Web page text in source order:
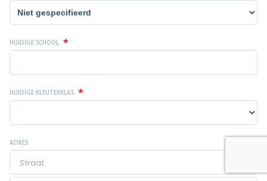
HUIDIGE SCHOOL *
HUIDIGE KLEUTERKLAS *
ADRES